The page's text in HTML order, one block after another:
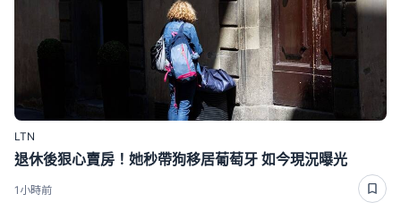
LTN
退休後狠心賣房！她秒帶狗移居葡萄牙 如今現況曝光
1小時前